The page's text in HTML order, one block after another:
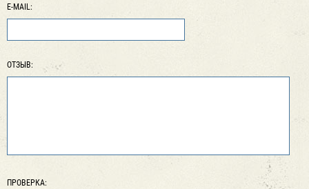
E-MAIL:
ОТЗЫВ:
ПРОВЕРКА: